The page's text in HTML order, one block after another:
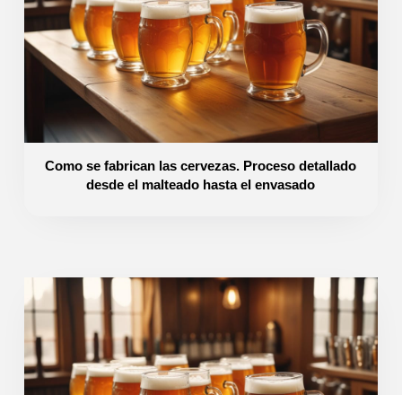
Como se fabrican las cervezas. Proceso detallado
desde el malteado hasta el envasado